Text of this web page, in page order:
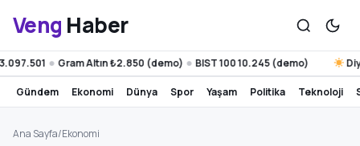
Veng Haber
● Gram Altın ₺2.850 (demo) ● BIST 100 10.245 (demo)
gündem ekonomi dünya spor yaşam politika teknoloji
Ana Sayfa/Ekonomi